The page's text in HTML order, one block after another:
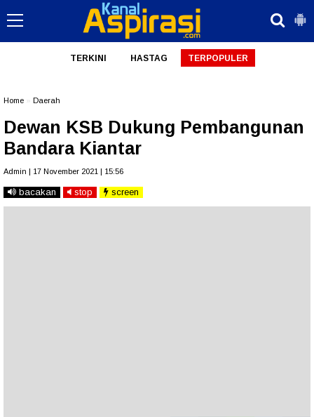
TERKINI HASTAG TERPOPULER
Home Daerah
Dewan KSB Dukung Pembangunan
Bandara Kiantar
Admin | 17 November 2021 | 15:56
bacakan stop screen